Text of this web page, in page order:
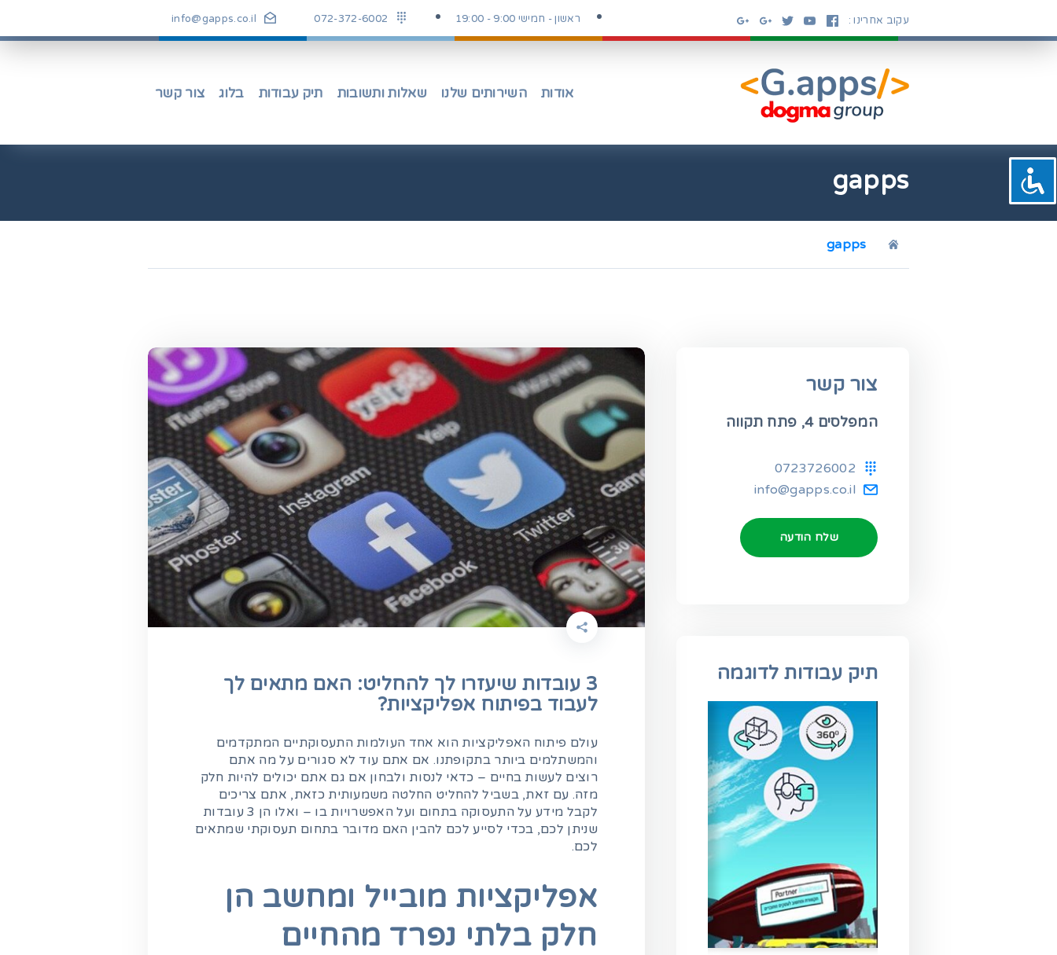
content
ראשון - חמישי 9:00 - 19:00 072-372-6002
info@gapps.co.il עקוב אחרינו :
אודות השירותים שלנו שאלות ותשובות תיק עבודות בלוג צור קשר
gapps
gapps
3 עובדות שיעזרו לך להחליט: האם מתאים לך
לעבוד בפיתוח אפליקציות?
עולם פיתוח האפליקציות הוא אחד העולמות התעסוקתיים המתקדמים
והמשתלמים ביותר בתקופתנו. אם אתם עוד לא סגורים על מה אתם
רוצים לעשות בחיים – כדאי לנסות ולבחון אם גם אתם יכולים להיות חלק
מזה. עם זאת, בשביל להחליט החלטה משמעותית כזאת, אתם צריכים
לקבל מידע על התעסוקה בתחום ועל האפשרויות בו – ואלו הן 3 עובדות
שניתן לכם, בכדי לסייע לכם להבין האם מדובר בתחום תעסוקתי שמתאים
לכם.
אפליקציות מובייל ומחשב הן
חלק בלתי נפרד מהחיים
צור קשר
המפלסים 4, פתח תקווה
0723726002
info@gapps.co.il
שלח הודעה
תיק עבודות לדוגמה